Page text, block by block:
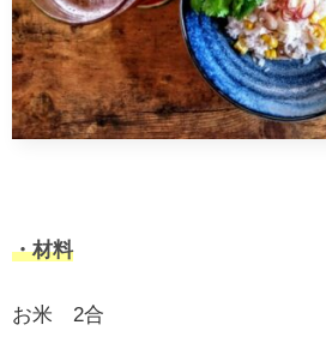
・材料
お米 2合